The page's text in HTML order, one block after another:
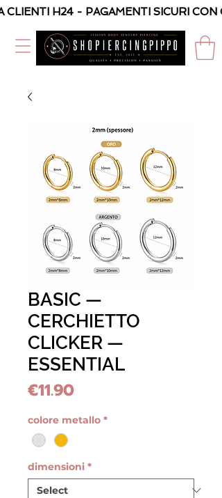
H24 - PAGAMENTI SICURI
BASIC —
CERCHIETTO
CLICKER —
ESSENTIAL
€11.90Price
colore metallo *
dimensioni *